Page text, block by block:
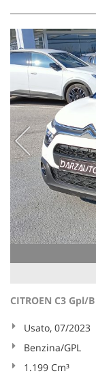
CITROEN C3 Gpl/
Usato, 07/2023
Benzina/GPL
1.199 Cm³